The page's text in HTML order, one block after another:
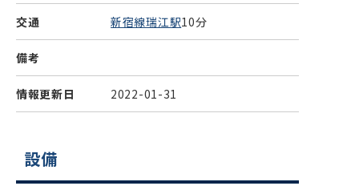
交通 新宿線瑞江駅10分
備考
情報更新日 2022-01-31
設備